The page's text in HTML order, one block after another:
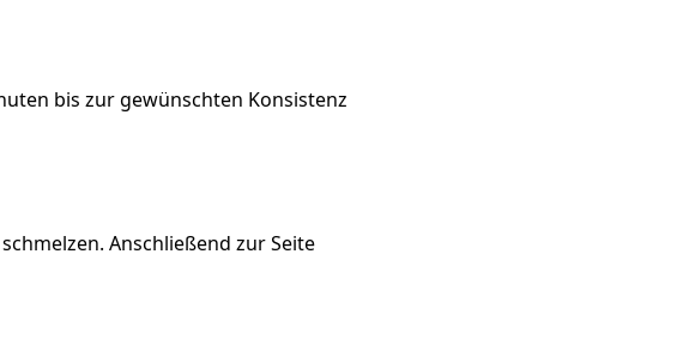
bis zur gewünschten Konsistenz
Anschließend zur Seite